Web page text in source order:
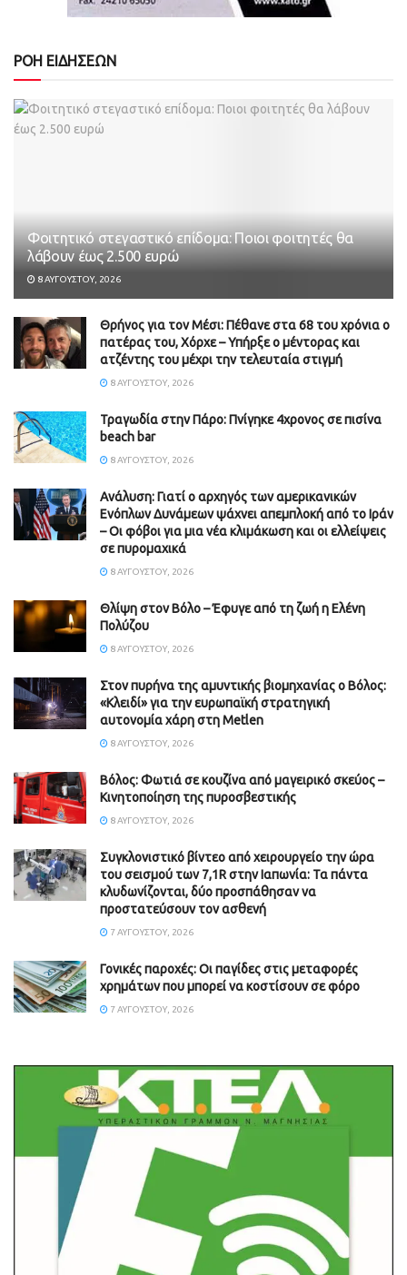
ΡΟΗ ΕΙΔΗΣΕΩΝ
Φοιτητικό στεγαστικό επίδομα: Ποιοι φοιτητές θα
λάβουν έως 2.500 ευρώ
8 ΑΥΓΟΎΣΤΟΥ, 2026
Θρήνος για τον Μέσι: Πέθανε στα 68 του χρόνια ο
πατέρας του, Χόρχε – Υπήρξε ο μέντορας και
ατζέντης του μέχρι την τελευταία στιγμή
8 ΑΥΓΟΎΣΤΟΥ, 2026
Τραγωδία στην Πάρο: Πνίγηκε 4χρονος σε πισίνα
beach bar
8 ΑΥΓΟΎΣΤΟΥ, 2026
Ανάλυση: Γιατί ο αρχηγός των αμερικανικών
Ενόπλων Δυνάμεων ψάχνει απεμπλοκή από το Ιράν
– Οι φόβοι για μια νέα κλιμάκωση και οι ελλείψεις
σε πυρομαχικά
8 ΑΥΓΟΎΣΤΟΥ, 2026
Θλίψη στον Βόλο – Έφυγε από τη ζωή η Ελένη
Πολύζου
8 ΑΥΓΟΎΣΤΟΥ, 2026
Στον πυρήνα της αμυντικής βιομηχανίας ο Βόλος:
«Κλειδί» για την ευρωπαϊκή στρατηγική
αυτονομία χάρη στη Metlen
8 ΑΥΓΟΎΣΤΟΥ, 2026
Βόλος: Φωτιά σε κουζίνα από μαγειρικό σκεύος –
Κινητοποίηση της πυροσβεστικής
8 ΑΥΓΟΎΣΤΟΥ, 2026
Συγκλονιστικό βίντεο από χειρουργείο την ώρα
του σεισμού των 7,1R στην Ιαπωνία: Τα πάντα
κλυδωνίζονται, δύο προσπάθησαν να
προστατεύσουν τον ασθενή
7 ΑΥΓΟΎΣΤΟΥ, 2026
Γονικές παροχές: Οι παγίδες στις μεταφορές
χρημάτων που μπορεί να κοστίσουν σε φόρο
7 ΑΥΓΟΎΣΤΟΥ, 2026